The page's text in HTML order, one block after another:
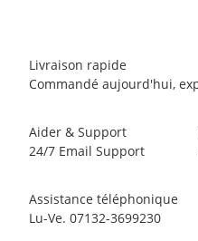
Livraison rapide
Commandé aujourd'hui,
Aider & Support
24/7 Email Support
Assistance téléphonique
Lu-Ve. 07132-3699230